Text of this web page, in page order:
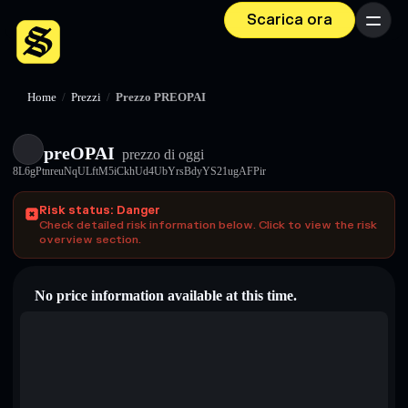
Scarica ora Menu
Home / Prezzi / Prezzo PREOPAI
preOPAI prezzo di oggi
8L6gPtnreuNqULftM5iCkhUd4UbYrsBdyYS21ugAFPir
Risk status: Danger
Check detailed risk information below. Click to view the risk
overview section.
No price information available at this time.